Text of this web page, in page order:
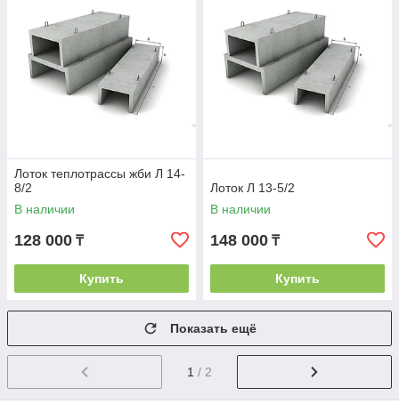
Лоток теплотрассы жби Л 14-
8/2
В наличии
128 000 ₸
Купить
Лоток Л 13-5/2
В наличии
148 000 ₸
Купить
Показать ещё
1 / 2